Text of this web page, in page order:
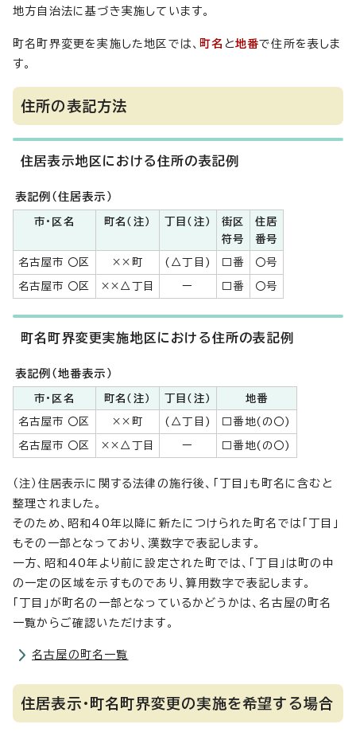
地方自治法に基づき実施しています。
町名町界変更を実施した地区では、 町名 と地番で住所を表しま
す。
住所の表記方法
住居表示地区における住所の表記例
表記例（住居表示）
市・区名 町名（注） 丁目（注）
街区
符号
住居
番号
名古屋市 〇区 ××町 (△丁目) □番 〇号
名古屋市 〇区 ××△丁目 ー □番 〇号
町名町界変更実施地区における住所の表記例
表記例（地番表示）
市・区名 町名（注） 丁目（注） 地番
名古屋市 〇区 ××町 (△丁目) □番地(の〇)
名古屋市 〇区 ××△丁目 ー □番地(の〇)
（注）住居表示に関する法律の施行後、「丁目」も町名に含むと
整理されました。
そのため、昭和40年以降に新たにつけられた町名では「丁目」
もその一部となっており、漢数字で表記します。
一方、昭和40年より前に設定された町では、「丁目」は町の中
の一定の区域を示すものであり、算用数字で表記します。
「丁目」が町名の一部となっているかどうかは、名古屋の町名
一覧からご確認いただけます。
名古屋の町名一覧
住居表示・町名町界変更の実施を希望する場合